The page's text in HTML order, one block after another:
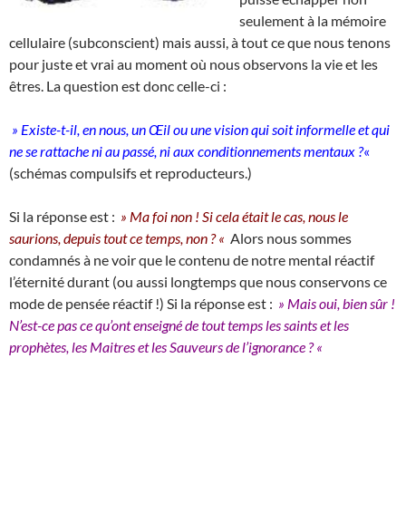
seulement à la mémoire
cellulaire (subconscient) mais aussi, à tout ce que nous tenons
pour juste et vrai au moment où nous observons la vie et les
êtres. La question est donc celle-ci :
» Existe-t-il, en nous, un Œil ou une vision qui soit informelle et qui
ne se rattache ni au passé, ni aux conditionnements mentaux ?«
(schémas compulsifs et reproducteurs.)
Si la réponse est : » Ma foi non ! Si cela était le cas, nous le
saurions, depuis tout ce temps, non ? « Alors nous sommes
condamnés à ne voir que le contenu de notre mental réactif
l’éternité durant (ou aussi longtemps que nous conservons ce
mode de pensée réactif !) Si la réponse est : » Mais oui, bien sûr !
N’est-ce pas ce qu’ont enseigné de tout temps les saints et les
prophètes, les Maitres et les Sauveurs de l’ignorance ? «